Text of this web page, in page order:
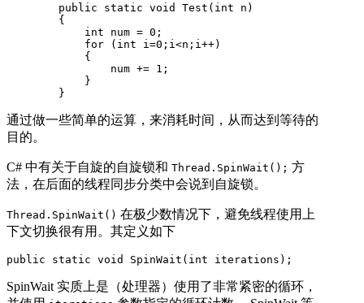
        public static void Test(int n)
        {
            int num = 0;
            for (int i=0;i<n;i++)
            {
                num += 1;
            }
        }
通过做一些简单的运算，来消耗时间，从而达到等待的
目的。
C# 中有关于自旋的自旋锁和 Thread.SpinWait(); 方
法，在后面的线程同步分类中会说到自旋锁。
Thread.SpinWait() 在极少数情况下，避免线程使用上
下文切换很有用。其定义如下
public static void SpinWait(int iterations);
SpinWait 实质上是（处理器）使用了非常紧密的循环，